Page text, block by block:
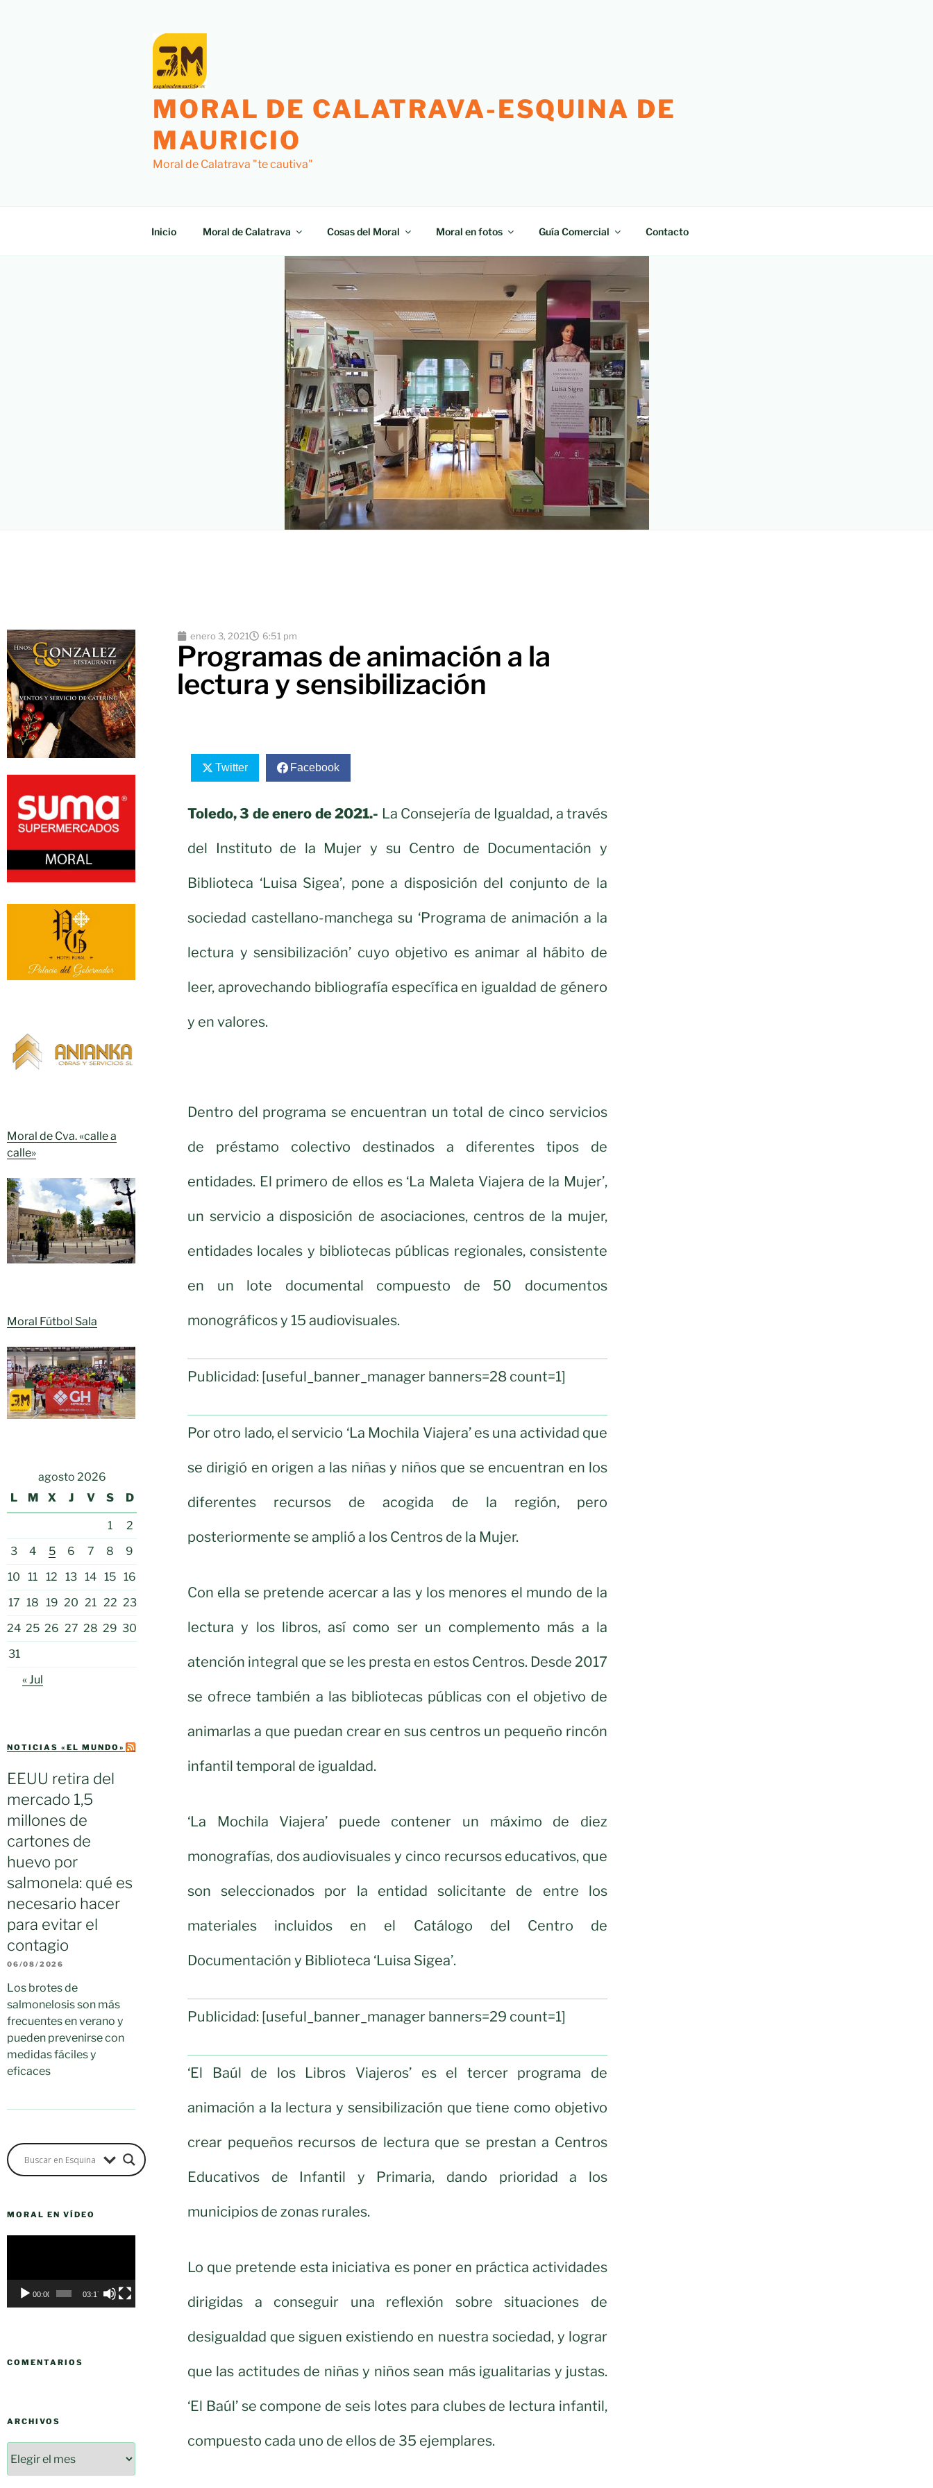
MORAL DE CALATRAVA-ESQUINA DE
MAURICIO
Moral de Calatrava "te cautiva"
Inicio Moral de Calatrava Cosas del Moral Moral en fotos Guía Comercial Contacto
Moral de Cva. «calle a
calle»
Moral Fútbol Sala
agosto 2026
L
M X J V S D
1
2
3
4 5 6 7 8
9
10
11 12 13 14 15 16
17 18 19 20 21 22 23
24 25 26 27 28 29 30
31
« Jul
NOTICIAS «EL MUNDO»
EEUU retira del
mercado 1,5
millones de
cartones de
huevo por
salmonela: qué es
necesario hacer
para evitar el
contagio
06/08/2026
Los brotes de
salmonelosis son más
frecuentes en verano y
pueden prevenirse con
medidas fáciles y
eficaces
MORAL EN VÍDEO
00:00 03:17
COMENTARIOS
ARCHIVOS
enero 3, 2021 6:51 pm
Programas de animación a la
lectura y sensibilización
Twitter Facebook
Toledo, 3 de enero de 2021.- La Consejería de Igualdad, a través
del Instituto de la Mujer y su Centro de Documentación y
Biblioteca ‘Luisa Sigea’, pone a disposición del conjunto de la
sociedad castellano-manchega su ‘Programa de animación a la
lectura y sensibilización’ cuyo objetivo es animar al hábito de
leer, aprovechando bibliografía específica en igualdad de género
y en valores.
Dentro del programa se encuentran un total de cinco servicios
de préstamo colectivo destinados a diferentes tipos de
entidades. El primero de ellos es ‘La Maleta Viajera de la Mujer’,
un servicio a disposición de asociaciones, centros de la mujer,
entidades locales y bibliotecas públicas regionales, consistente
en un lote documental compuesto de 50 documentos
monográficos y 15 audiovisuales.
Publicidad: [useful_banner_manager banners=28 count=1]
Por otro lado, el servicio ‘La Mochila Viajera’ es una actividad que
se dirigió en origen a las niñas y niños que se encuentran en los
diferentes recursos de acogida de la región, pero
posteriormente se amplió a los Centros de la Mujer.
Con ella se pretende acercar a las y los menores el mundo de la
lectura y los libros, así como ser un complemento más a la
atención integral que se les presta en estos Centros. Desde 2017
se ofrece también a las bibliotecas públicas con el objetivo de
animarlas a que puedan crear en sus centros un pequeño rincón
infantil temporal de igualdad.
‘La Mochila Viajera’ puede contener un máximo de diez
monografías, dos audiovisuales y cinco recursos educativos, que
son seleccionados por la entidad solicitante de entre los
materiales incluidos en el Catálogo del Centro de
Documentación y Biblioteca ‘Luisa Sigea’.
Publicidad: [useful_banner_manager banners=29 count=1]
‘El Baúl de los Libros Viajeros’ es el tercer programa de
animación a la lectura y sensibilización que tiene como objetivo
crear pequeños recursos de lectura que se prestan a Centros
Educativos de Infantil y Primaria, dando prioridad a los
municipios de zonas rurales.
Lo que pretende esta iniciativa es poner en práctica actividades
dirigidas a conseguir una reflexión sobre situaciones de
desigualdad que siguen existiendo en nuestra sociedad, y lograr
que las actitudes de niñas y niños sean más igualitarias y justas.
‘El Baúl’ se compone de seis lotes para clubes de lectura infantil,
compuesto cada uno de ellos de 35 ejemplares.